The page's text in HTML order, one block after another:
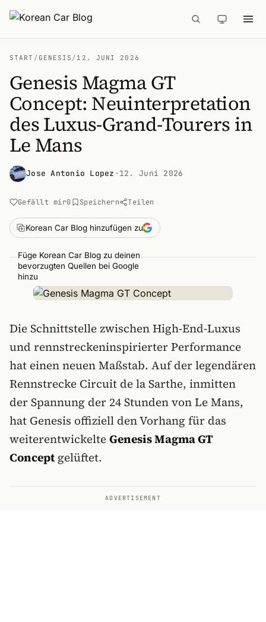
START / GENESIS / 12. JUNI 2026
Genesis Magma GT
Concept: Neuinterpretation
des Luxus-Grand-Tourers in
Le Mans
Jose Antonio Lopez · 12. Juni 2026
Gefällt mir0 Speichern Teilen
Korean Car Blog hinzufügen zu
Füge Korean Car Blog zu deinen
bevorzugten Quellen bei Google
hinzu
Die Schnittstelle zwischen High-End-Luxus
und rennstreckeninspirierter Performance
hat einen neuen Maßstab. Auf der legendären
Rennstrecke Circuit de la Sarthe, inmitten
der Spannung der 24 Stunden von Le Mans,
hat Genesis offiziell den Vorhang für das
weiterentwickelteGenesis Magma GT
Concept gelüftet.
ADVERTISEMENT